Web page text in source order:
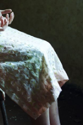
もっと見る